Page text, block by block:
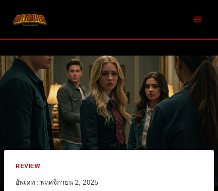
REVIEW
อัพเดท : พฤศจิกายน 2, 2025